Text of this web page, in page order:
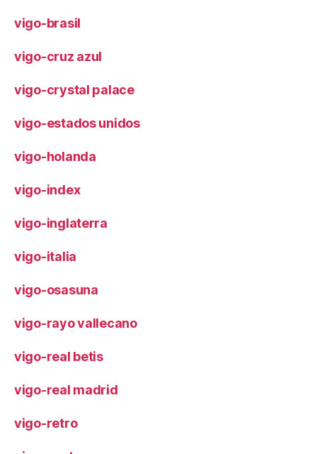
vigo-brasil
vigo-cruz azul
vigo-crystal palace
vigo-estados unidos
vigo-holanda
vigo-index
vigo-inglaterra
vigo-italia
vigo-osasuna
vigo-rayo vallecano
vigo-real betis
vigo-real madrid
vigo-retro